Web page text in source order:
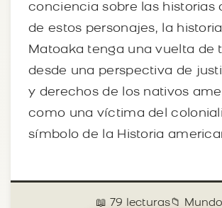
conciencia sobre las historias
de estos personajes, la
Matoaka tenga una vuelta de
desde una perspectiva de
y derechos de los nativos
como una víctima del
símbolo de la Historia
📖 79 lecturas📁 Mundo